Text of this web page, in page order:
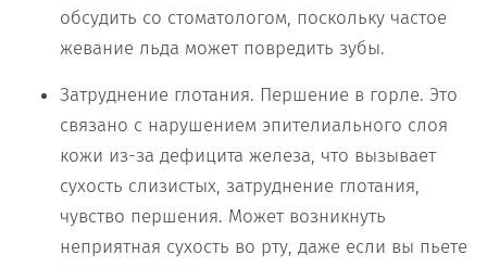
обсудить со стоматологом, поскольку частое
жевание льда может повредить зубы.
Затруднение глотания. Першение в горле. Это
связано с нарушением эпителиального слоя
кожи из-за дефицита железа, что вызывает
сухость слизистых, затруднение глотания,
чувство першения. Может возникнуть
неприятная сухость во рту, даже если вы пьете